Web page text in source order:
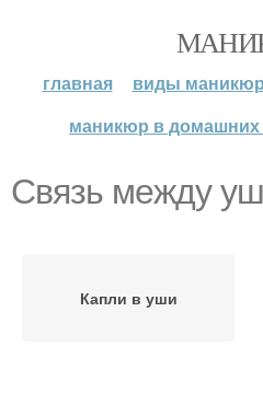
главная виды
маникюр в домашних
Связь между
Капли в уши